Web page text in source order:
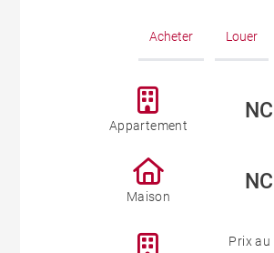
Acheter Louer
Appartement
NC
Maison
NC
Prix au